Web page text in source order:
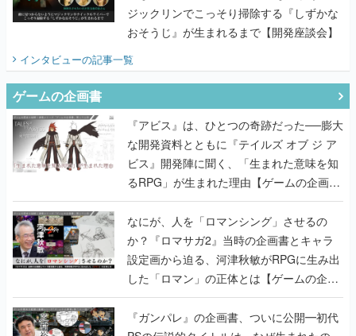
ジックリンでこっそり掃除する『しずかな
おそうじ』が生まれるまで【開発座談会】
インタビューの記事一覧
ゲームの企画書
『アビス』は、ひとつの奇跡だった──膨大
な開発資料とともに『テイルズ オブ ジ ア
ビス』開発陣に聞く、「生まれた意味を知
るRPG」が生まれた理由【ゲームの企画
書】
なにが、人を「ロマンシング」させるの
か？『ロマサガ2』当時の企画書とキャラ
設定画から迫る、河津秋敏がRPGに生み出
した「ロマン」の正体とは【ゲームの企画
書】
『ガンパレ』の企画書、ついに公開━初代